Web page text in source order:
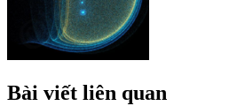
Bài viết liên quan